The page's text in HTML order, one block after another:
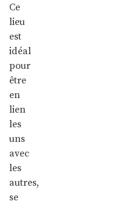
Ce
lieu
est
idéal
pour
être
en
lien
les
uns
avec
les
autres,
se